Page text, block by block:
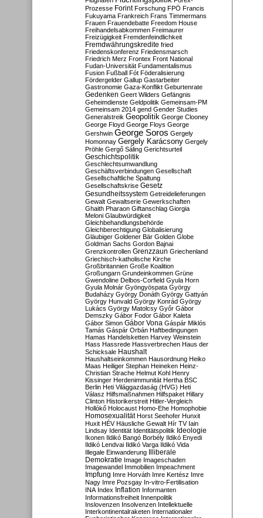
Prozesse Forint Forschung FPÖ Francis
Fukuyama Frankreich Frans Timmermans
Frauen Frauendebatte Freedom House
Freihandelsabkommen Freimaurer
Freizügigkeit Fremdenfeindlichkeit
Fremdwährungskredite fried
Friedenskonferenz Friedensmarsch
Friedrich Merz Frontex Front National
Fudan-Universität Fundamentalismus
Fusion Fußball Fót Föderalisierung
Fördergelder Gallup Gastarbeiter
Gastronomie Gaza-Konflikt Geburtenrate
Gedenken Geert Wilders Gefängnis
Geheimdienste Geldpolitik Gemeinsam-PM
Gemeinsam 2014 gend Gender Studies
Generalstreik Geopolitik George Clooney
George Floyd George Floys George
Gershwin George Soros Gergely
Homonnay Gergely Karácsony Gergely
Pröhle Gergő Sáling Gerichtsurteil
Geschichtspolitik
Geschlechtsumwandlung
Geschäftsverbindungen Gesellschaft
Gesellschaftliche Spaltung
Gesellschaftskrise Gesetz
Gesundheitssystem Getreidelieferungen
Gewalt Gewaltserie Gewerkschaften
Ghaith Pharaon Giftanschlag Giorgia
Meloni Glaubwürdigkeit
Gleichbehandlungsbehörde
Gleichberechtigung Globalisierung
Gläubiger Goldener Bär Golden Globe
Goldman Sachs Gordon Bajnai
Grenzkontrollen Grenzzaun Griechenland
Griechisch-katholische Kirche
Großbritannien Große Koalition
Großungarn Grundeinkommen Grüne
Gwendoline Delbos-Corfield Gyula Horn
Gyula Molnár Gyöngyöspata György
Budaházy György Donáth György Gattyán
György Hunvald György Konrád György
Lukács György Matolcsy Győr Gábor
Demszky Gábor Fodor Gábor Kaleta
Gábor Simon Gábor Vona Gáspár Miklós
Tamás Gáspár Orbán Haftbedingungen
Hamas Handelsketten Harvey Weinstein
Hass Hassrede Hassverbrechen Haus der
Schicksale Haushalt
Haushaltseinkommen Hausordnung Heiko
Maas Heiliger Stephan Heineken Heinz-
Christian Strache Helmut Kohl Henry
Kissinger Herdenimmunität Hertha BSC
Berlin Heti Világgazdaság (HVG) Heti
Válasz Hilfsmaßnahmen Hilfspaket Hillary
Clinton Historikerstreit Hitler-Vergleich
Hollókő Holocaust Homo-Ehe Homophobie
Homosexualität Horst Seehofer Hunxit
Huxit HÉV Häusliche Gewalt Hír TV Iain
Lindsay Identität Identitätspolitik Ideologie
Ikonen Ildikó Bangó Borbély Ildikó Enyedi
Ildikó Lendvai Ildikó Varga Ildikó Vida
Illegale Einwanderung Illiberale
Demokratie Image Imageschaden
Imagewandel Immobilien Impeachment
Impfung Imre Horváth Imre Kertész Imre
Nagy Imre Pozsgay In-vitro-Fertilisation
INA Index Inflation Informanten
Informationsfreiheit Innenpolitik
Inslovenzen Insolvenzen Intellektuelle
Interkontinentalraketen Internationaler